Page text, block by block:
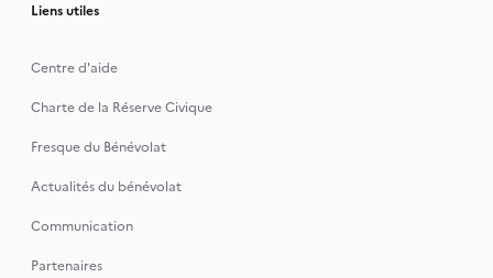
Liens utiles
Centre d'aide
Charte de la Réserve Civique
Fresque du Bénévolat
Actualités du bénévolat
Communication
Partenaires